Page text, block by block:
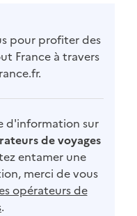
pour profiter des
France à travers
d'information sur
de voyages
entamer une
merci de vous
opérateurs de
.